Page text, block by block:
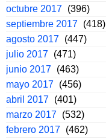
octubre 2017 (396)
septiembre 2017 (418)
agosto 2017 (447)
julio 2017 (471)
junio 2017 (463)
mayo 2017 (456)
abril 2017 (401)
marzo 2017 (532)
febrero 2017 (462)